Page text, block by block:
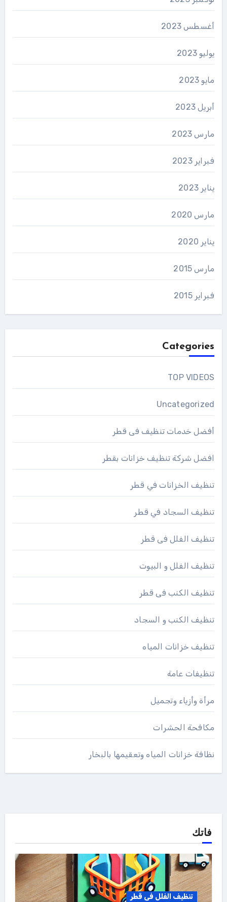
أغسطس 2023
يوليو 2023
مايو 2023
أبريل 2023
مارس 2023
فبراير 2023
يناير 2023
مارس 2020
يناير 2020
مارس 2015
فبراير 2015
Categories
TOP VIDEOS
Uncategorized
أفضل خدمات تنظيف فى قطر
افضل شركة تنظيف خزانات بقطر
تنظيف الخزانات في قطر
تنظيف السجاد في قطر
تنظيف الفلل فى قطر
تنظيف الفلل و البيوت
تنظيف الكنب فى قطر
تنظيف الكنب و السجاد
تنظيف خزانات المياه
تنظيفات عامة
مرأة وأزياء وتجميل
مكافحة الحشرات
نظافة خزانات المياه وتعقيمها بالبخار
فاتك
تنظيف الفلل فى قطر